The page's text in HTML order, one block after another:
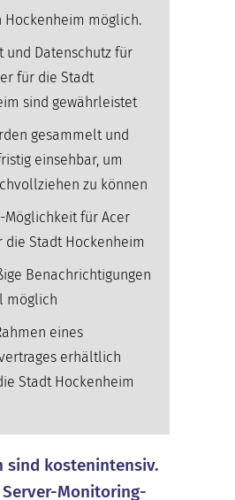
Hockenheim möglich.
und Datenschutz für
für die Stadt
sind gewährleistet
gesammelt und
einsehbar, um
zu können
Möglichkeit für Acer
die Stadt Hockenheim
Benachrichtigungen
möglich
eines
erhältlich
Stadt Hockenheim
sind kostenintensiv.
Monitoring-